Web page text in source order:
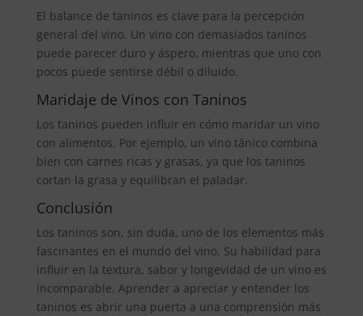
El balance de taninos es clave para la percepción
general del vino. Un vino con demasiados taninos
puede parecer duro y áspero, mientras que uno con
pocos puede sentirse débil o diluido.
Maridaje de Vinos con Taninos
Los taninos pueden influir en cómo maridar un vino
con alimentos. Por ejemplo, un vino tánico combina
bien con carnes ricas y grasas, ya que los taninos
cortan la grasa y equilibran el paladar.
Conclusión
Los taninos son, sin duda, uno de los elementos más
fascinantes en el mundo del vino. Su habilidad para
influir en la textura, sabor y longevidad de un vino es
incomparable. Aprender a apreciar y entender los
taninos es abrir una puerta a una comprensión más